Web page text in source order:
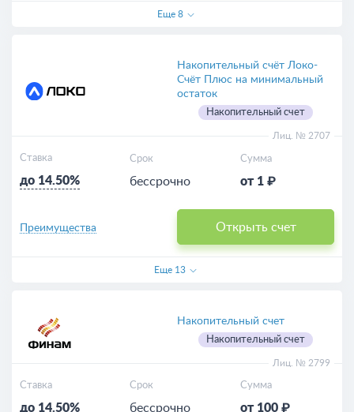
Еще 8
Накопительный счёт Локо-
Счёт Плюс на минимальный
остаток
Накопительный счет
Лиц. № 2707
Ставка
до 14.50%
Срок
бессрочно
Сумма
от 1 ₽
Открыть счет
Преимущества
Еще 13
Накопительный счет
Накопительный счет
Лиц. № 2799
Ставка
до 14.50%
Срок
бессрочно
Сумма
от 100 ₽